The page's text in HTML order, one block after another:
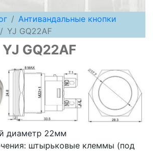
Антивандальные кнопки
YJ GQ22AF
YJ GQ22AF
диаметр 22мм
штырьковые клеммы (под